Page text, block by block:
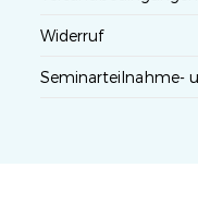
Widerruf
Seminarteilnahme-